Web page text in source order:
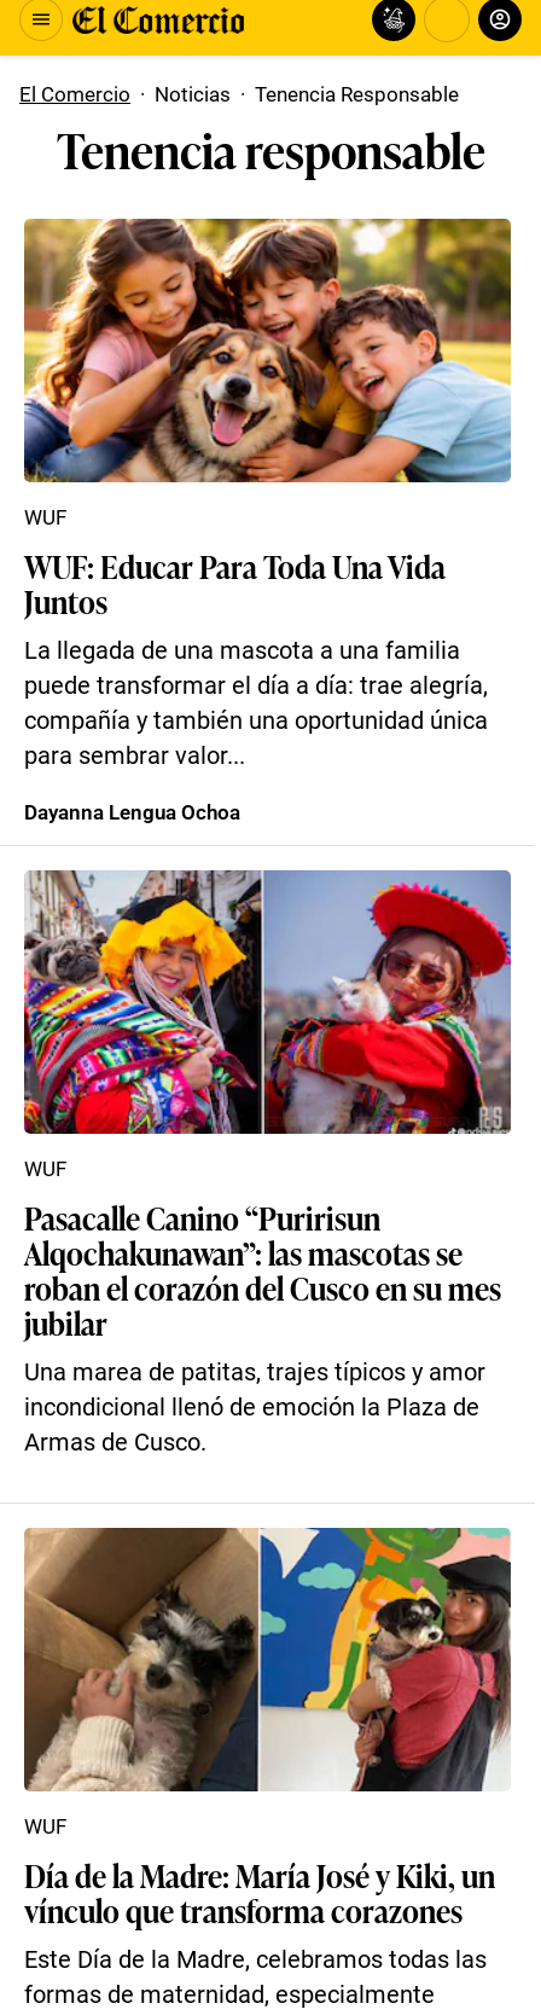
El Comercio · Noticias · Tenencia Responsable
Tenencia responsable
WUF: Educar Para Toda Una Vida
Juntos
La llegada de una mascota a una familia
puede transformar el día a día: trae alegría,
compañía y también una oportunidad única
para sembrar valor...
WUF
Dayanna Lengua Ochoa
Pasacalle Canino “Puririsun
Alqochakunawan”: las mascotas se
roban el corazón del Cusco en su mes
jubilar
Una marea de patitas, trajes típicos y amor
incondicional llenó de emoción la Plaza de
Armas de Cusco.
WUF
Día de la Madre: María José y Kiki, un
vínculo que transforma corazones
Este Día de la Madre, celebramos todas las
formas de maternidad, especialmente
WUF